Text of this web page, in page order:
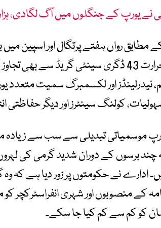
نے یورپ کے جنگلوں میں آگ لگادی،
مطابق رواں ہفتے پرتگال اور اسپین میں
ہواؤں کے باعث درجہ حرارت 43 ڈگری سینٹی
نیدرلینڈز اور لکسمبرگ سمیت متعدد
کولنگ سینٹرز اور دیگر حفاظتی
موسمیاتی تبدیلی سے سب سے زیادہ
برسوں کے دوران شدید گرمی کی لہروں
ادارے نے حکومتوں پر زور دیا ہے کہ
کے منصوبوں اور شہری انفراسٹرکچر کو
کو کم سے کم کیا جا سکے۔